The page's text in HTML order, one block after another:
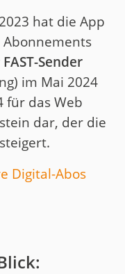
hat die App
FAST-Sender
im Mai 2024
für das Web
dar, der die
Digital-Abos